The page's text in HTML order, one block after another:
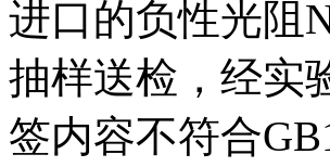
进口的负性光阻
抽样送检，经实
签内容不符合